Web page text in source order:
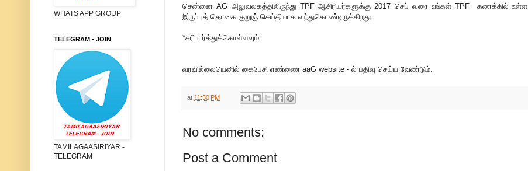
சென்னை AG அலுவலகத்திலிருந்து TPF ஆசிரியர்களுக்கு 2017 செப் வரை உங்கள் TPF கணக்கில் உள்ள
இருப்புத் தொகை குறுஞ் செய்தியாக வந்துகொண்டிருக்கிறது.
*சரிபார்த்துக்கொள்ளவும்
வரவில்லையெனில் கைபேசி எண்ணை aaG website - ல் பதிவு செய்ய வேண்டும்.
at 11:50 PM
No comments:
Post a Comment
WHATS APP GROUP
TELEGRAM - JOIN
TAMILAGAASIRIYAR -
TELEGRAM